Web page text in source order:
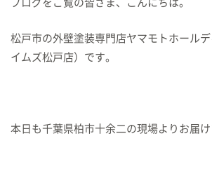
ブログをご覧の皆さま、こんにちは。
松戸市の外壁塗装専門店ヤマモトホール
イムズ松戸店）です。
本日も千葉県柏市十余二の現場よりお届け